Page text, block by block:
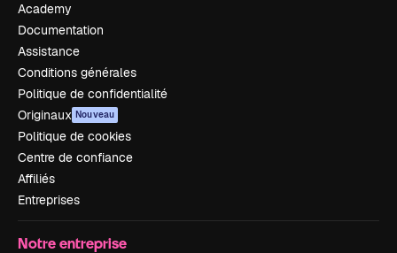
Academy
Documentation
Assistance
Conditions générales
Politique de confidentialité
Originaux Nouveau
Politique de cookies
Centre de confiance
Affiliés
Entreprises
Notre entreprise